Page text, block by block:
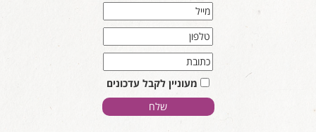
מעוניין לקבל עדכונים